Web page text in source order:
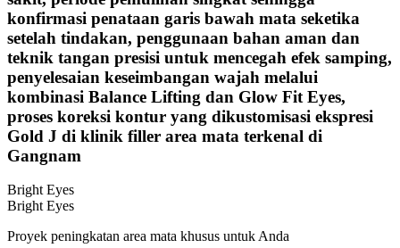
konfirmasi penataan garis bawah mata seketika
setelah tindakan, penggunaan bahan aman dan
teknik tangan presisi untuk mencegah efek samping,
penyelesaian keseimbangan wajah melalui
kombinasi Balance Lifting dan Glow Fit Eyes,
proses koreksi kontur yang dikustomisasi ekspresi
Gold J di klinik filler area mata terkenal di
Gangnam
Bright Eyes
Bright Eyes
Proyek peningkatan area mata khusus untuk Anda